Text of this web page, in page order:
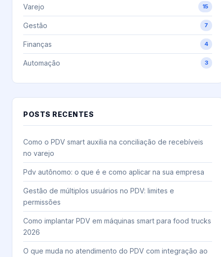
Varejo 15
Gestão 7
Finanças 4
Automação 3
POSTS RECENTES
Como o PDV smart auxilia na conciliação de recebíveis
no varejo
Pdv autônomo: o que é e como aplicar na sua empresa
Gestão de múltiplos usuários no PDV: limites e
permissões
Como implantar PDV em máquinas smart para food trucks
2026
O que muda no atendimento do PDV com integração ao